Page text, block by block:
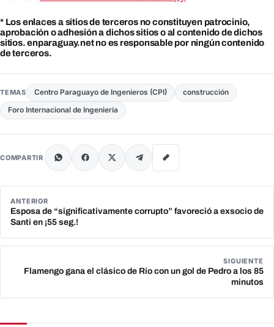
* Los enlaces a sitios de terceros no constituyen patrocinio,
aprobación o adhesión a dichos sitios o al contenido de dichos
sitios. enparaguay.net no es responsable por ningún contenido
de terceros.
TEMAS Centro Paraguayo de Ingenieros (CPI)
construcción
Foro Internacional de Ingeniería
COMPARTIR
ANTERIOR
Esposa de “significativamente corrupto” favoreció a exsocio de
Santi en ¡55 seg.!
SIGUIENTE
Flamengo gana el clásico de Río con un gol de Pedro a los 85
minutos